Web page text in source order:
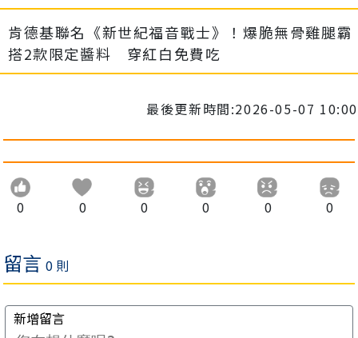
肯德基聯名《新世紀福音戰士》！爆脆無骨雞腿霸
搭2款限定醬料 穿紅白免費吃
最後更新時間:2026-05-07 10:00
0 0 0 0 0 0